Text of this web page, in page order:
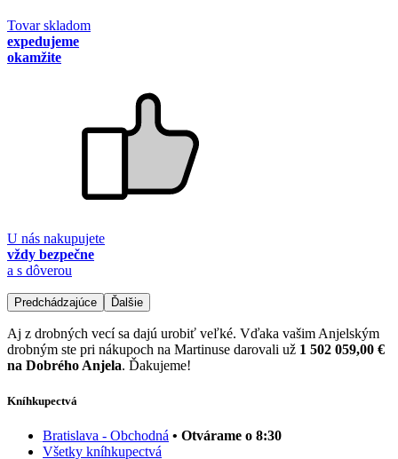
Tovar skladom
expedujeme
okamžite
U nás nakupujete
vždy bezpečne
a s dôverou
Predchádzajúce Ďalšie
Aj z drobných vecí sa dajú urobiť veľké. Vďaka vašim Anjelským
drobným ste pri nákupoch na Martinuse darovali už 1 502 059,00 €
na Dobrého Anjela. Ďakujeme!
Kníhkupectvá
Bratislava - Obchodná • Otvárame o 8:30
Všetky kníhkupectvá